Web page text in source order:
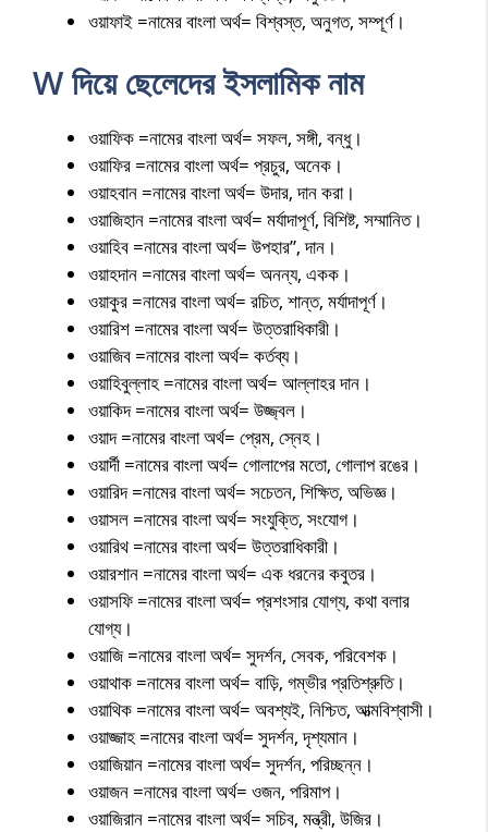
ওয়াফাই =নামের বাংলা অর্থ= বিশ্বস্ত, অনুগত, সম্পূর্ণ।
W দিয়ে ছেলেদের ইসলামিক নাম
ওয়াফিক =নামের বাংলা অর্থ= সফল, সঙ্গী, বন্ধু।
ওয়াফির =নামের বাংলা অর্থ= প্রচুর, অনেক।
ওয়াহবান =নামের বাংলা অর্থ= উদার, দান করা।
ওয়াজিহান =নামের বাংলা অর্থ= মর্যাদাপূর্ণ, বিশিষ্ট, সম্মানিত।
ওয়াহিব =নামের বাংলা অর্থ= উপহার”, দান।
ওয়াহদান =নামের বাংলা অর্থ= অনন্য, একক।
ওয়াকুর =নামের বাংলা অর্থ= রচিত, শান্ত, মর্যাদাপূর্ণ।
ওয়ারিশ =নামের বাংলা অর্থ= উত্তরাধিকারী।
ওয়াজিব =নামের বাংলা অর্থ= কর্তব্য।
ওয়াহিবুল্লাহ =নামের বাংলা অর্থ= আল্লাহর দান।
ওয়াকিদ =নামের বাংলা অর্থ= উজ্জ্বল।
ওয়াদ =নামের বাংলা অর্থ= প্রেম, স্নেহ।
ওয়ার্দী =নামের বাংলা অর্থ= গোলাপের মতো, গোলাপ রঙের।
ওয়ারিদ =নামের বাংলা অর্থ= সচেতন, শিক্ষিত, অভিজ্ঞ।
ওয়াসল =নামের বাংলা অর্থ= সংযুক্তি, সংযোগ।
ওয়ারিথ =নামের বাংলা অর্থ= উত্তরাধিকারী।
ওয়ারশান =নামের বাংলা অর্থ= এক ধরনের কবুতর।
ওয়াসফি =নামের বাংলা অর্থ= প্রশংসার যোগ্য, কথা বলার
যোগ্য।
ওয়াজি =নামের বাংলা অর্থ= সুদর্শন, সেবক, পরিবেশক।
ওয়াথাক =নামের বাংলা অর্থ= বাড়ি, গম্ভীর প্রতিশ্রুতি।
ওয়াথিক =নামের বাংলা অর্থ= অবশ্যই, নিশ্চিত, আত্মবিশ্বাসী।
ওয়াজ্জাহ =নামের বাংলা অর্থ= সুদর্শন, দৃশ্যমান।
ওয়াজিয়ান =নামের বাংলা অর্থ= সুদর্শন, পরিচ্ছন্ন।
ওয়াজন =নামের বাংলা অর্থ= ওজন, পরিমাপ।
ওয়াজিরান =নামের বাংলা অর্থ= সচিব, মন্ত্রী, উজির।